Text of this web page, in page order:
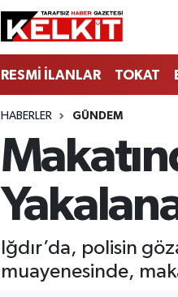
RESMİ İLANLAR TOKAT
HABERLER GÜNDEM
Iğdır’da, polisin
muayenesinde,